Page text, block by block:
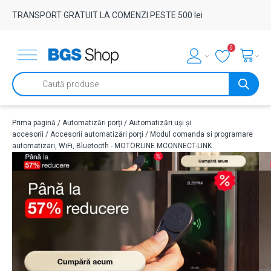
TRANSPORT GRATUIT LA COMENZI PESTE 500 lei
0
Products
search
Prima pagină / Automatizări porți / Automatizări uși și
accesorii / Accesorii automatizări porți / Modul comanda si programare
automatizari, WiFi, Bluetooth - MOTORLINE MCONNECT-LINK